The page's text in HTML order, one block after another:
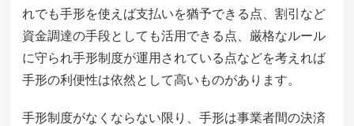
れでも手形を使えば支払いを猶予できる点、割引など
資金調達の手段としても活用できる点、厳格なルール
に守られ手形制度が運用されている点などを考えれば
手形の利便性は依然として高いものがあります。
手形制度がなくならない限り、手形は事業者間の決済